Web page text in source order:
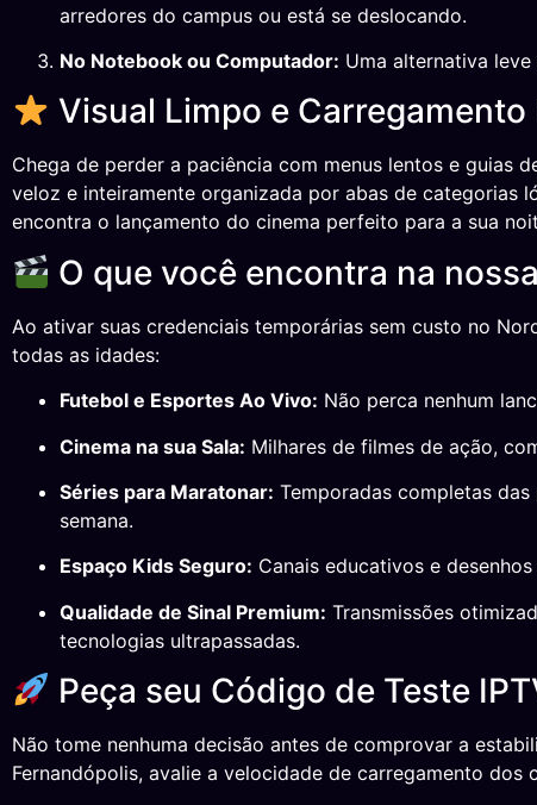
arredores do campus ou está se deslocando.
No Notebook ou Computador: Uma alternativa
Visual Limpo e Carregamento
Chega de perder a paciência com menus lentos e guias
veloz e inteiramente organizada por abas de categorias
encontra o lançamento do cinema perfeito para a sua
O que você encontra na
Ao ativar suas credenciais temporárias sem custo no
todas as idades:
Futebol e Esportes Ao Vivo: Não perca nenhum
Cinema na sua Sala: Milhares de filmes de ação,
Séries para Maratonar: Temporadas completas
semana.
Espaço Kids Seguro: Canais educativos e
Qualidade de Sinal Premium: Transmissões
tecnologias ultrapassadas.
Peça seu Código de Teste
Não tome nenhuma decisão antes de comprovar a
Fernandópolis, avalie a velocidade de carregamento